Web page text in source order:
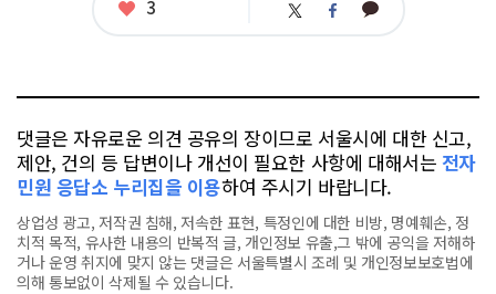
좋
3 트 페 카
댓글은 자유로운 의견 공유의 장이므로 서울시에 대한 신고,
제안, 건의 등 답변이나 개선이 필요한 사항에 대해서는 전자
민원 응답소 누리집을 이용하여 주시기 바랍니다.
상업성 광고, 저작권 침해, 저속한 표현, 특정인에 대한 비방, 명예훼손, 정
치적 목적, 유사한 내용의 반복적 글, 개인정보 유출,그 밖에 공익을 저해하
거나 운영 취지에 맞지 않는 댓글은 서울특별시 조례 및 개인정보보호법에
의해 통보없이 삭제될 수 있습니다.